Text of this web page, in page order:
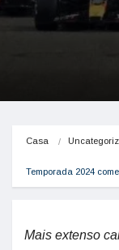
Casa
Temporada 2024
Mais extenso